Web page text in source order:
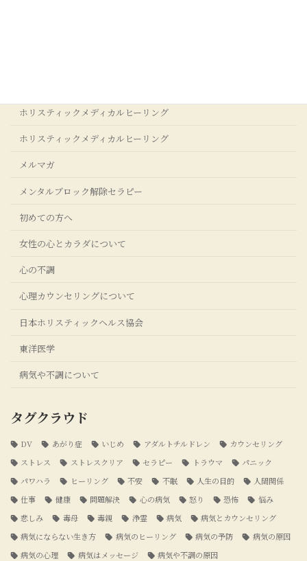
ホリスティックメディカルヒーリング
ホリスティックメディカルヒーリング
メルマガ
メンタルブロック解除セラピー
初めての方へ
女性の心とカラダについて
心の不調
心理カウンセリングについて
日本ホリスティックヘルス協会
東洋医学
病気や不調について
タグクラウド
DV あがり症 いじめ アダルトチルドレン
カウンセリング
ストレス
ストレスクリア セラピー トラウマ
パニック
パワハラ
ヒーリング 不安 不眠 人生の目的
人間関係
仕事
健康 問題解決 心の病気 怒り 恐怖
悩み
悲しみ
毒母 毒親 浄霊 病気
病気とカウンセリング
病気にならない生き方
病気のヒーリング 病気の予防
病気の原因
病気の心理
病気はメッセージ
病気や不調の原因